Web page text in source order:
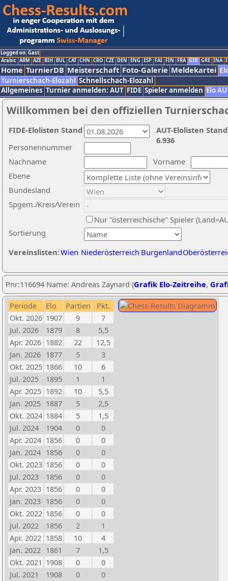
Logged on: Gast
Arabic ARM AZE BIH BUL CAT CHN CRO CZE DEN ENG ESP FAI FIN FRA GER GRE INA
Home TurnierDB Meisterschaft Foto-Galerie Meldekartei
Turnierschach-Elozahl Schnellschach-Elozahl
Allgemeines Turnier anmelden: AUT FIDE Spieler anmelden Elo
Willkommen bei den offiziellen
Nachname
Vorname
Ebene
Sortierung
Personennummer
Bundesland
Spgem./Kreis/Verein
Nur "österreichische" Spieler
Vereinslisten:Wien Niederösterreich Burgenland
AUT-Elolisten
6.936
FIDE-Elolisten Stand
Pnr:116694 Name: Andreas Zaynard (Grafik Elo-Zeitreihe,
Periode Elo Partien
Pkt.
Okt. 2026 1907 9
7
Jul. 2026
1879 8
5,5
Apr. 2026 1882 22
12,5
Jan. 2026 1877 5
3
Okt. 2025 1866 10
6
Jul. 2025
1895 1
1
Apr. 2025 1892 10
5,5
Jan. 2025 1887 5
2,5
Okt. 2024 1884 5
1,5
Jul. 2024
1904 0
0
Apr. 2024 1856 0
0
Jan. 2024 1856 0
0
Okt. 2023 1856 0
0
Jul. 2023
1856 0
0
Apr. 2023 1856 0
0
Jan. 2023 1856 0
0
Okt. 2022 1856 0
0
Jul. 2022
1856 2
1
Apr. 2022 1858 10
4
Jan. 2022 1861 7
1,5
Okt. 2021 1908 0
0
Jul. 2021
1908 0
0